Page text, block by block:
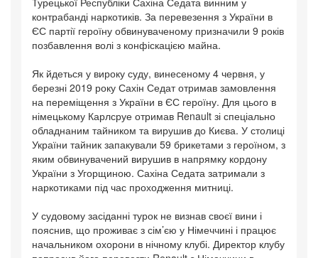
контрабанді наркотиків. За перевезення з України в
ЄС партії героїну обвинуваченому призначили 9 років
позбавлення волі з конфіскацією майна.
Як йдеться у вироку суду, винесеному 4 червня, у
березні 2019 року Сахін Седат отримав замовлення
на переміщення з України в ЄС героїну. Для цього в
німецькому Карлсруе отримав Renault зі спеціально
обладнаним тайником та вирушив до Києва. У столиці
України тайник запакували 59 брикетами з героїном, з
яким обвинувачений вирушив в напрямку кордону
України з Угорщиною. Сахіна Седата затримали з
наркотиками під час проходження митниці.
У судовому засіданні турок не визнав своєї вини і
пояснив, що проживає з сім’єю у Німеччині і працює
начальником охорони в нічному клубі. Директор клубу